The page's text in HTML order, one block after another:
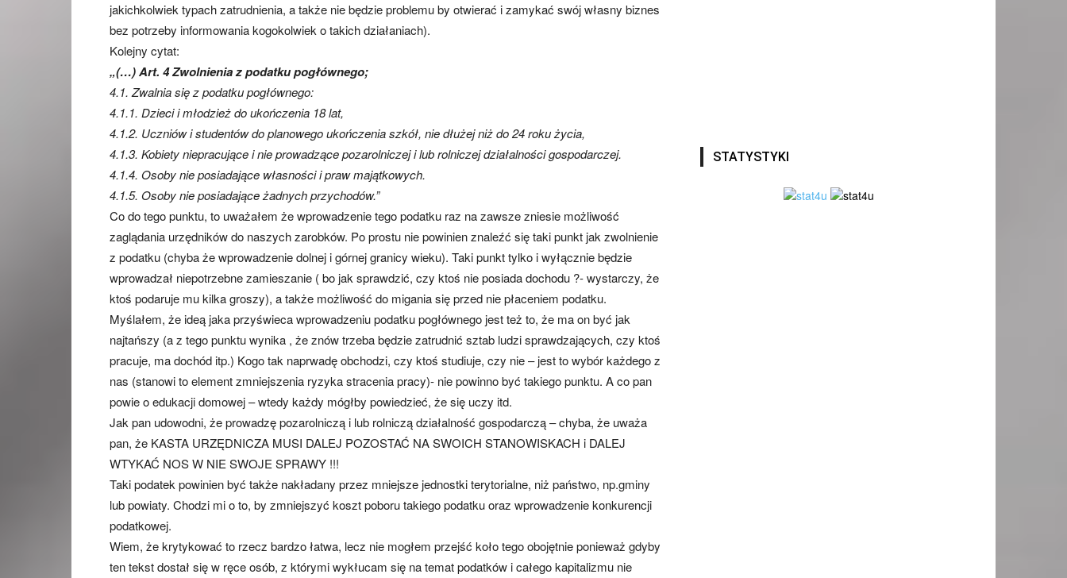
jakichkolwiek typach zatrudnienia, a także nie będzie problemu by otwierać i zamykać swój własny biznes
bez potrzeby informowania kogokolwiek o takich działaniach).
Kolejny cytat:
„(…) Art. 4 Zwolnienia z podatku pogłównego;
4.1. Zwalnia się z podatku pogłównego:
4.1.1. Dzieci i młodzież do ukończenia 18 lat,
4.1.2. Uczniów i studentów do planowego ukończenia szkół, nie dłużej niż do 24 roku życia,
4.1.3. Kobiety niepracujące i nie prowadzące pozarolniczej i lub rolniczej działalności gospodarczej.
4.1.4. Osoby nie posiadające własności i praw majątkowych.
4.1.5. Osoby nie posiadające żadnych przychodów.”
Co do tego punktu, to uważałem że wprowadzenie tego podatku raz na zawsze zniesie możliwość
zaglądania urzędników do naszych zarobków. Po prostu nie powinien znaleźć się taki punkt jak zwolnienie
z podatku (chyba że wprowadzenie dolnej i górnej granicy wieku). Taki punkt tylko i wyłącznie będzie
wprowadzał niepotrzebne zamieszanie ( bo jak sprawdzić, czy ktoś nie posiada dochodu ?- wystarczy, że
ktoś podaruje mu kilka groszy), a także możliwość do migania się przed nie płaceniem podatku.
Myślałem, że ideą jaka przyświeca wprowadzeniu podatku pogłównego jest też to, że ma on być jak
najtańszy (a z tego punktu wynika , że znów trzeba będzie zatrudnić sztab ludzi sprawdzających, czy ktoś
pracuje, ma dochód itp.) Kogo tak naprwadę obchodzi, czy ktoś studiuje, czy nie – jest to wybór każdego z
nas (stanowi to element zmniejszenia ryzyka stracenia pracy)- nie powinno być takiego punktu. A co pan
powie o edukacji domowej – wtedy każdy mógłby powiedzieć, że się uczy itd.
Jak pan udowodni, że prowadzę pozarolniczą i lub rolniczą działalność gospodarczą – chyba, że uważa
pan, że KASTA URZĘDNICZA MUSI DALEJ POZOSTAĆ NA SWOICH STANOWISKACH i DALEJ
WTYKAĆ NOS W NIE SWOJE SPRAWY !!!
Taki podatek powinien być także nakładany przez mniejsze jednostki terytorialne, niż państwo, np.gminy
lub powiaty. Chodzi mi o to, by zmniejszyć koszt poboru takiego podatku oraz wprowadzenie konkurencji
podatkowej.
Wiem, że krytykować to rzecz bardzo łatwa, lecz nie mogłem przejść koło tego obojętnie ponieważ gdyby
ten tekst dostał się w ręce osób, z którymi wykłucam się na temat podatków i całego kapitalizmu nie
STATYSTYKI